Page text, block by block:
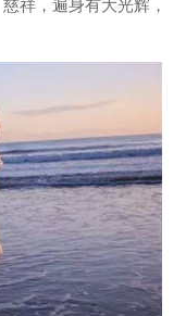
祥，遍身有大光辉，